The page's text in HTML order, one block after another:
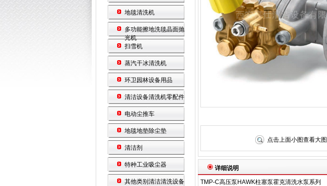
地毯清洗机
多功能擦地洗毯晶面抛
光机
扫雪机
蒸汽干冰清洗机
环卫园林设备用品
清洁设备清洗机零配件
电动尘推车
地毯地垫除尘垫
清洁剂
特种工业吸尘器
其他类别清洁清洗设备
点击上面小图查看大图
详细说明
TMP-C高压泵HAWK柱塞泵霍克清洗水泵系列